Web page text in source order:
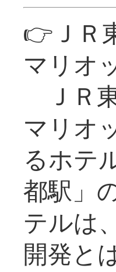
👉ＪＲ
マリオ
ＪＲ
マリオ
るホテ
都駅」
テルは
開発と